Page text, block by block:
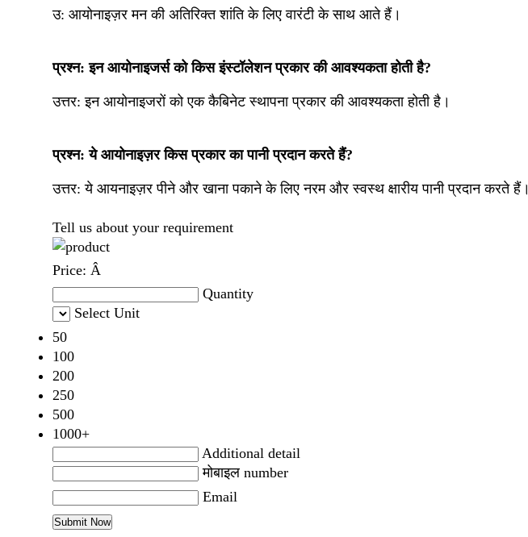
उ: आयोनाइज़र मन की अतिरिक्त शांति के लिए वारंटी के साथ आते हैं।
प्रश्न: इन आयोनाइजर्स को किस इंस्टॉलेशन प्रकार की आवश्यकता होती है?
उत्तर:इन आयोनाइजरों को एक कैबिनेट स्थापना प्रकार की आवश्यकता होती है।
प्रश्न: ये आयोनाइज़र किस प्रकार का पानी प्रदान करते हैं?
उत्तर:ये आयनाइज़र पीने और खाना पकाने के लिए नरम और स्वस्थ क्षारीय पानी प्रदान करते हैं।
Tell us about your requirement
Price: Â
Quantity
Select Unit
50
100
200
250
500
1000+
Additional detail
मोबाइल number
Email